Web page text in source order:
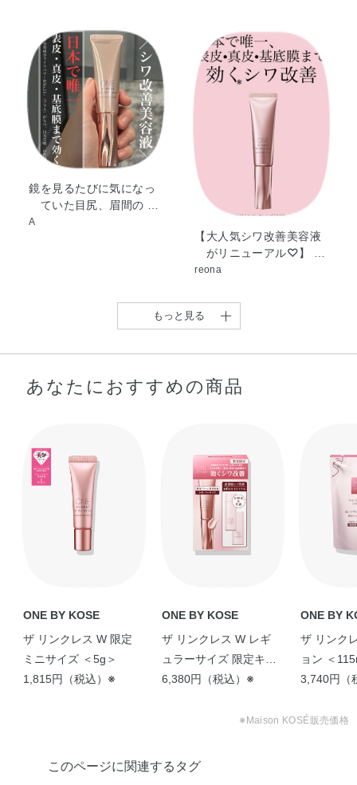
＜ザ リンクレス ローション＞
洗顔後、手のひらまたはコットンに500円玉くらいの量をとり、肌に
ていねいになじませます。
＜ザ リンクレス エマルジョン＞
化粧水のあと、手のひらまたはコットンに100円玉くらいの量をと
り、肌にていねいになじませます。
よくあるご質問
Q.『 ワンバイコーセー』の商品を複数品併用する場合、どのような
メヌカロウ、ミリスチン酸イソプロピル、アスタキサンチ
ンH、イリス根エキス、ゲットウ葉エキス、シア脂、ニー
ム葉エキス、ブッチャーブルームエキス、ブリエラスチ
ン、加水分解コラーゲン末、酵母培養上澄液、天然ビタミ
ンE、2－オクチルドデカノール、N－ステアロイル－N－
メチルタウリンナトリウム、アクリル酸ナトリウム・アク
リロイルジメチルタウリン酸ナトリウム共重合体／イソヘ
キサデカン／ポリソルベート80、キサンタンガム、コレス
テロール、シリル化処理無水ケイ酸、ジブチルヒドロキシ
トルエン、トリ（カプリル・カプリン酸）グリセリル、ピ
ロ亜硫酸ナトリウム、ポリエチレングリコール・デシルテ
トラデセス－20・ヘキサメチレンジイソシアネート共重合
オレイン酸ソルビタン、ラウリン酸カリウム、リン酸一水
素ナトリウム、リン酸二水素ナトリウム、水素添加大豆リ
配合成分；ナイアシンアミド
精製水、1，3－ブチレングリコール、エタノール、濃グリ
セリン、ポリオキシエチレングリセリン（26E．O．）、
ライスパワーNo．7－A（米発酵エキスNo．7－A）、ポリ
オキシエチレン・メチルポリシロキサン共重合体、L－テ
アニン、d－δ－トコフェロール、トランス－レスベラトロ
ン酸、酵母培養上澄液、天然ビタミンE、2－オクチルドデ
カノール、N－ラウロイル－L－グルタミン酸ジ（フィトス
テリル・2－オクチルドデシル）、アクリル酸・メタクリ
ル酸アルキル共重合体、イソプロパノール、エデト酸二ナ
ングリコール、トリイソステアリン酸トリメチロールプロ
ンモニウム、水酸化ナトリウム、水素添加大豆リン脂質、
無水エタノール、フェノキシエタノール、メチルパラベ
鏡を見るたびに気になっ
ていた目尻、眉間の …
A
【大人気シワ改善美容液
がリニューアル♡】 …
reona
【ONE BY KOSÉ 人気の
シワ改善 …
【有効成分ライスパワー
®No.11+を配 …
Kiki
【シワもうるおいもWで
改善し、押し返すよ …
【 ハリ弾力が持続！シ
ワ・うるおい改善 …
shiori
もっと見る
あなたにおすすめの商品
ONE BY KOSE
ザ リンクレス W 限定
ミニサイズ ＜5g＞
1,815円（税込）※
ONE BY KOSE
ザ リンクレス W レギ
ュラーサイズ 限定キッ
ト
6,380円（税込）※
ONE BY
ザ リンク
ョン ＜
用＞
3,740円（
※Maison KOSÉ販売価格
このページに関連するタグ